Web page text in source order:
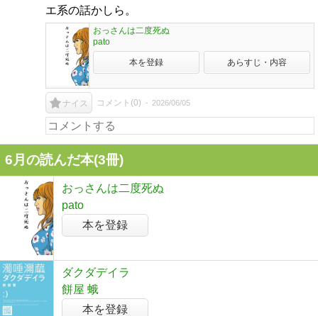
エ系の話かしら。
おっさんは二度死ぬ
pato
本を登録 あらすじ・内容
ナイス コメント(0) 2026/06/05
6月の読んだ本(3冊)
おっさんは二度死ぬ
pato
本を登録
ダクダデイラ
餅屋 蛾
本を登録